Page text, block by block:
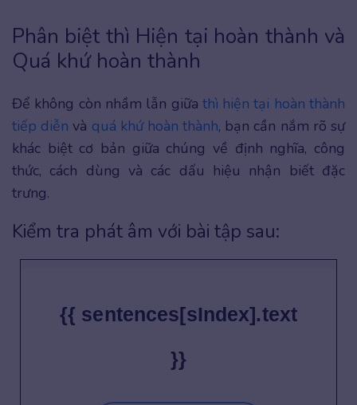
Phân biệt thì Hiện tại hoàn thành và
Quá khứ hoàn thành
Để không còn nhầm lẫn giữa thì hiện tại hoàn thành
tiếp diễn và quá khứ hoàn thành, bạn cần nắm rõ sự
khác biệt cơ bản giữa chúng về định nghĩa, công
thức, cách dùng và các dấu hiệu nhận biết đặc
trưng.
Kiểm tra phát âm với bài tập sau:
{{ sentences[sIndex].text
}}